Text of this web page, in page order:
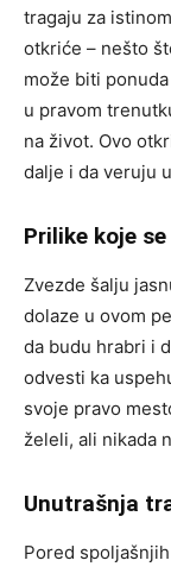
tragaju za
otkriće – nešto
može biti
u pravom
na život. Ovo
dalje i da veruju
Prilike koje
Zvezde šalju
dolaze u ovom
da budu hrabri i
odvesti ka
svoje pravo
želeli, ali nikada
Unutrašnja
Pored